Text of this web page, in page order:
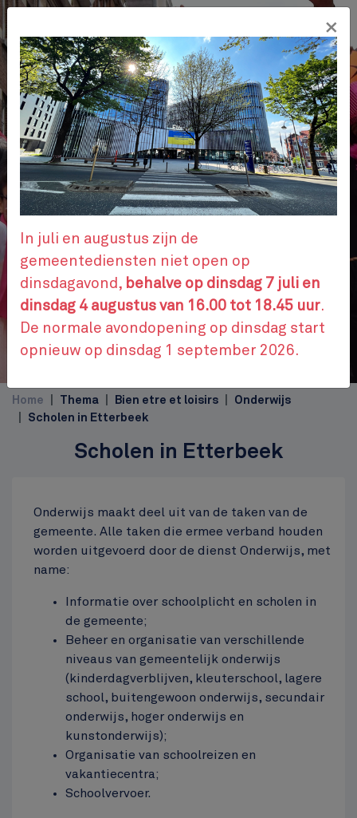
Overslaan
naar
de
inhoud
gaan
Jubelpark
ADMINISTRATIEVE STAPPEN
AFSPRAAK
CONTACTEER ONS
NL
Home Thema Bien etre et loisirs
Onderwijs
Scholen in Etterbeek
Scholen in Etterbeek
Onderwijs maakt deel uit van de taken van de
gemeente. Alle taken die ermee verband houden
worden uitgevoerd door de dienst Onderwijs, met
name:
Informatie over schoolplicht en scholen in
de gemeente;
Beheer en organisatie van verschillende
niveaus van gemeentelijk onderwijs
(kinderdagverblijven, kleuterschool, lagere
school, buitengewoon onderwijs, secundair
onderwijs, hoger onderwijs en
kunstonderwijs);
Organisatie van schoolreizen en
vakantiecentra;
Schoolvervoer.
×
In juli en augustus zijn de
gemeentediensten niet open op
dinsdagavond, behalve op dinsdag 7 juli en
dinsdag 4 augustus van 16.00 tot 18.45 uur.
De normale avondopening op dinsdag start
opnieuw op dinsdag 1 september 2026.